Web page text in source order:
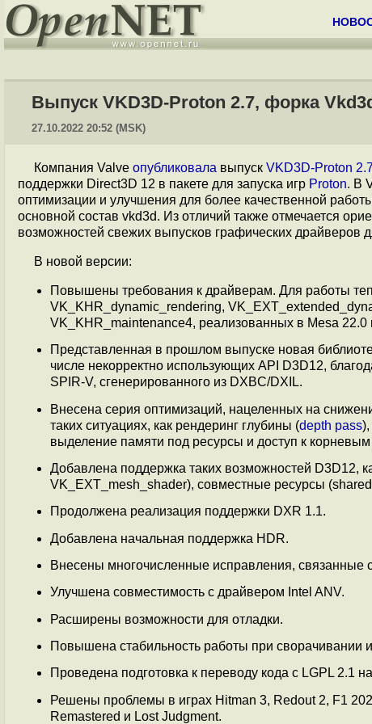
Выпуск VKD3D-Proton 2.7, форка
27.10.2022 20:52 (MSK)
Компания Valve опубликовала выпуск VKD3D-Proton 2.7
поддержки Direct3D 12 в пакете для запуска игр Proton. В
оптимизации и улучшения для более качественной
основной состав vkd3d. Из отличий также отмечается
возможностей свежих выпусков графических драйверов
В новой версии:
Повышены требования к драйверам. Для работы
VK_KHR_dynamic_rendering,
VK_KHR_maintenance4, реализованных в Mesa
Представленная в прошлом выпуске новая
числе некорректно использующих API D3D12,
SPIR-V, сгенерированного из DXBC/DXIL.
Внесена серия оптимизаций, нацеленных на
таких ситуациях, как рендеринг глубины (depth pass
выделение памяти под ресурсы и доступ к
Добавлена поддержка таких возможностей D3D12,
VK_EXT_mesh_shader), совместные ресурсы
Продолжена реализация поддержки DXR 1.1.
Добавлена начальная поддержка HDR.
Внесены многочисленные исправления, связанные
Улучшена совместимость с драйвером Intel ANV.
Расширены возможности для отладки.
Повышена стабильность работы при сворачивании
Проведена подготовка к переводу кода c LGPL 2.1
Решены проблемы в играх Hitman 3, Redout 2, F1
Remastered и Lost Judgment.